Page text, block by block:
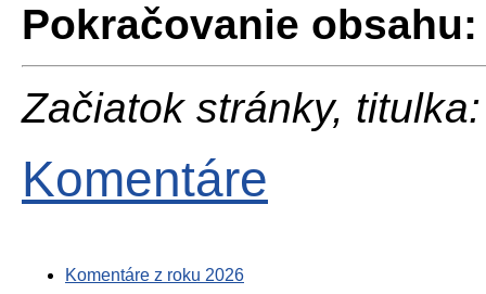
Pokračovanie obsahu:
Začiatok stránky, titulka:
Komentáre
Komentáre z roku 2026